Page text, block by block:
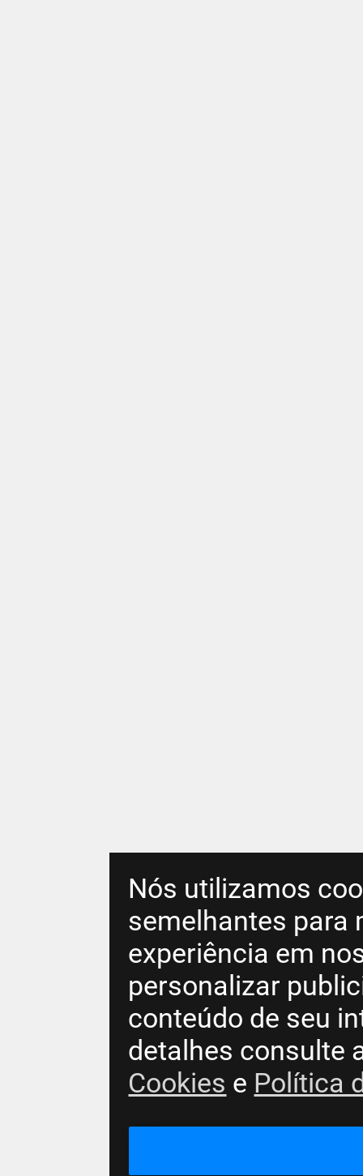
Nós utilizamos
semelhantes para
experiência em
personalizar
conteúdo de seu
detalhes consulte
Cookies e Política